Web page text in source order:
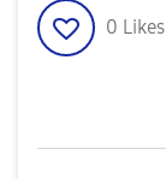
0 Likes